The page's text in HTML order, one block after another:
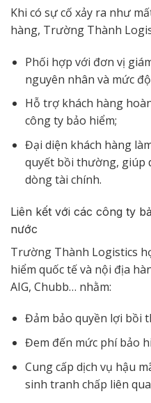
Khi có sự cố xảy ra như
hàng, Trường Thành
Phối hợp với đơn vị
nguyên nhân và mức
Hỗ trợ khách hàng
công ty bảo hiểm;
Đại diện khách hàng
quyết bồi thường, giúp
dòng tài chính.
Liên kết với các công ty
nước
Trường Thành Logistics
hiểm quốc tế và nội địa
AIG, Chubb… nhằm:
Đảm bảo quyền lợi bồi
Đem đến mức phí bảo
Cung cấp dịch vụ hậu
sinh tranh chấp liên